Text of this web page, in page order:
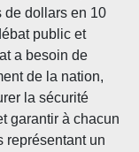
de dollars en 10
public et
a besoin de
de la nation,
la sécurité
garantir à chacun
représentant un